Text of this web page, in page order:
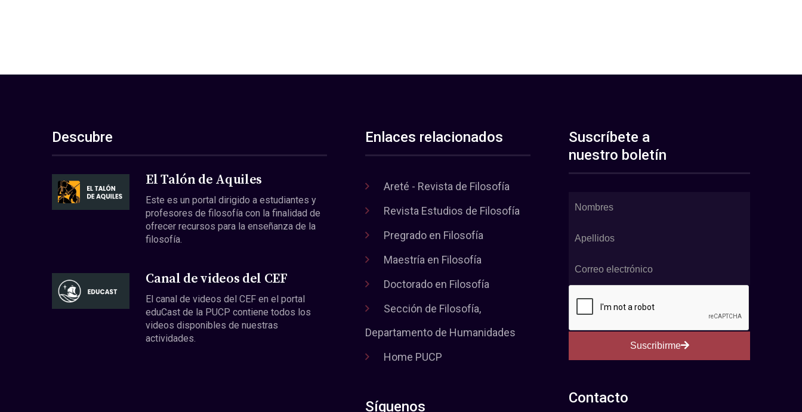
Descubre
El Talón de Aquiles
Este es un portal dirigido a estudiantes y
profesores de filosofía con la finalidad de
ofrecer recursos para la enseñanza de la
filosofía.
Canal de videos del CEF
El canal de videos del CEF en el portal
eduCast de la PUCP contiene todos los
videos disponibles de nuestras
actividades.
Enlaces relacionados
Areté - Revista de Filosofía
Revista Estudios de Filosofía
Pregrado en Filosofía
Maestría en Filosofía
Doctorado en Filosofía
Sección de Filosofía,
Departamento de Humanidades
Home PUCP
Síguenos
Suscríbete a
nuestro boletín
Suscribirme
Contacto